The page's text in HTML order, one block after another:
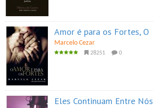
Amor é para os Fortes, O
Marcelo Cezar
28251 0
Eles Continuam Entre Nós